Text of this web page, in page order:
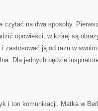
czytać na dwa sposoby.
opowieści, w której są
zastosować ją od razu w
Dla jednych będzie
i ton komunikacji. Matka w